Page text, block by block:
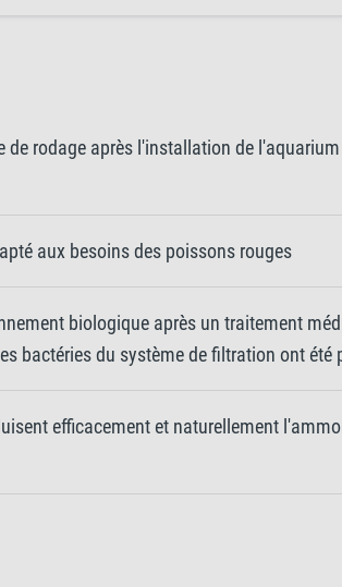
de rodage après l'installation de
aux besoins des poissons rouges
biologique après un traitement
bactéries du système de filtration ont été
efficacement et naturellement